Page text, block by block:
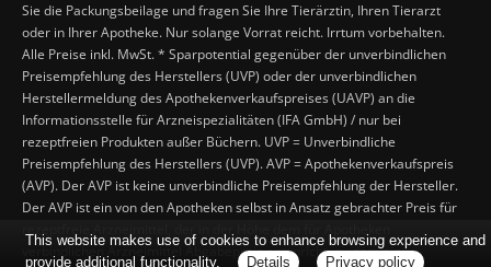
Sie die Packungsbeilage und fragen Sie Ihre Tierärztin, Ihren Tierarzt
oder in Ihrer Apotheke. Nur solange Vorrat reicht. Irrtum vorbehalten.
Alle Preise inkl. MwSt. * Sparpotential gegenüber der unverbindlichen
Preisempfehlung des Herstellers (UVP) oder der unverbindlichen
Herstellermeldung des Apothekenverkaufspreises (UAVP) an die
Informationsstelle für Arzneispezialitäten (IFA GmbH) / nur bei
rezeptfreien Produkten außer Büchern. UVP = Unverbindliche
Preisempfehlung des Herstellers (UVP). AVP = Apothekenverkaufspreis
(AVP). Der AVP ist keine unverbindliche Preisempfehlung der Hersteller.
Der AVP ist ein von den Apotheken selbst in Ansatz gebrachter Preis für
verbindlichen Arzneimittel Abgabepreis entspricht, zu dem eine
This website makes use of cookies to enhance browsing experience and
provide additional functionality.
Details Privacy policy